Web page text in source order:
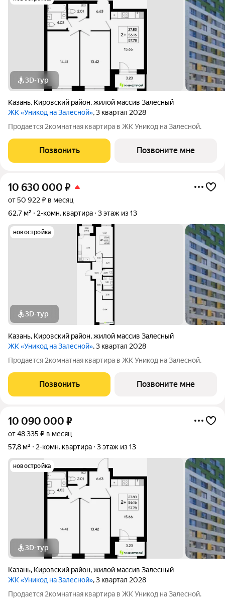
3D-тур
Казань, Кировский район,жилой массив Залесный
ЖК «Уникод на Залесной», 3 квартал 2028
Продается 2комнатная квартира в ЖК Уникод на Залесной.
Позвонить Позвоните мне
10 630 000 ₽
от 50 922 ₽ в месяц
62,7 м²
2-комн. квартира 3 этаж из 13
новостройка
3D-тур
Казань, Кировский район,жилой массив Залесный
ЖК «Уникод на Залесной», 3 квартал 2028
Продается 2комнатная квартира в ЖК Уникод на Залесной.
Позвонить Позвоните мне
10 090 000 ₽
от 48 335 ₽ в месяц
57,8 м²
2-комн. квартира 3 этаж из 13
новостройка
3D-тур
Казань, Кировский район,жилой массив Залесный
ЖК «Уникод на Залесной», 3 квартал 2028
Продается 2комнатная квартира в ЖК Уникод на Залесной.